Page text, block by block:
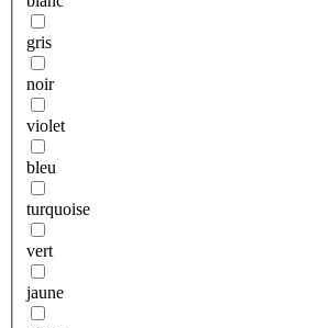
gris
noir
violet
bleu
turquoise
vert
jaune